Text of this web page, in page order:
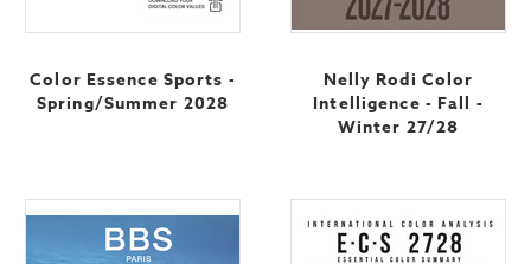
Color Essence Sports -
Spring/Summer 2028
Nelly Rodi Color
Intelligence - Fall -
Winter 27/28